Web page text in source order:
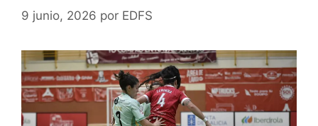
9 junio, 2026 por EDFS